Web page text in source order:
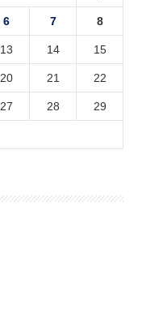
6 7 8
13 14 15
20 21 22
27 28 29